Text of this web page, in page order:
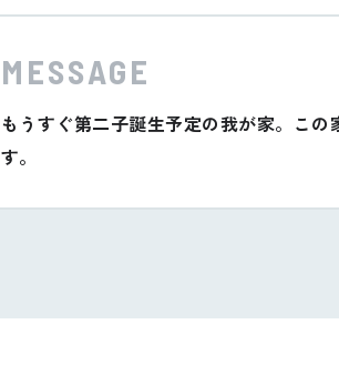
MESSAGE
もうすぐ第二子誕生予定の我が家。こ
す。